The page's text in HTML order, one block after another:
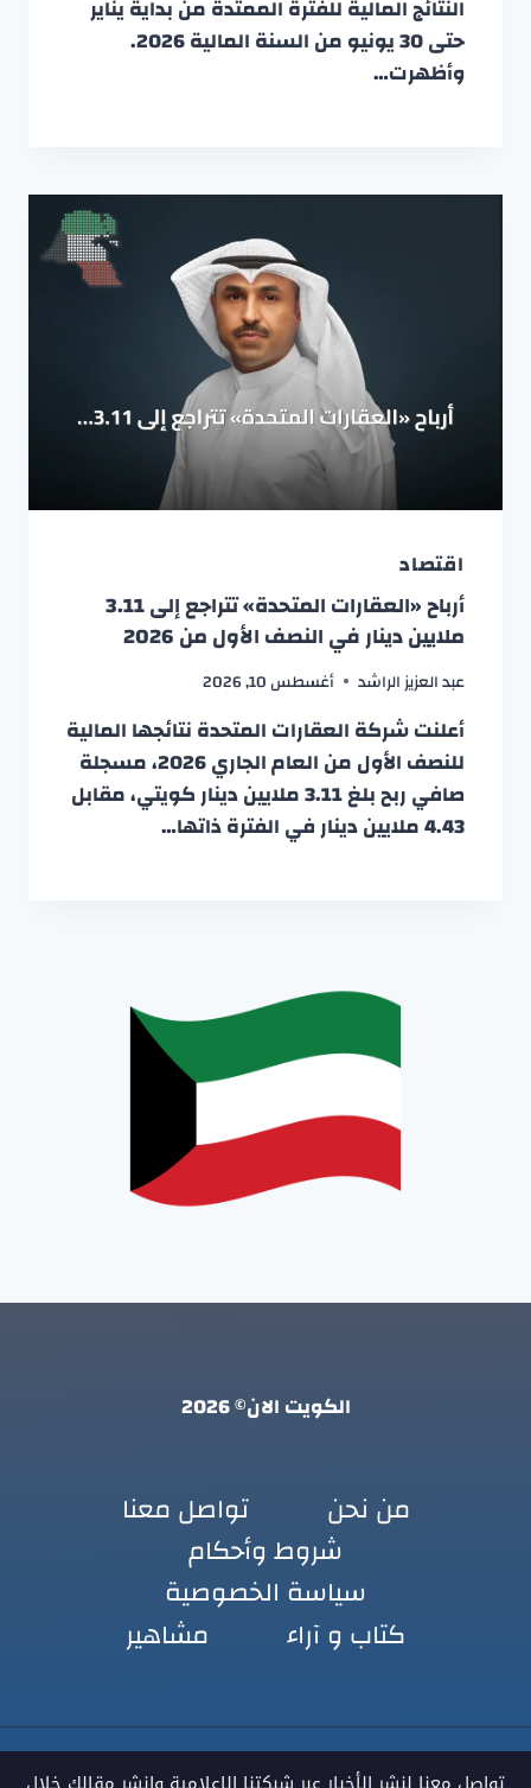
النتائج المالية للفترة الممتدة من بداية يناير
حتى 30 يونيو من السنة المالية 2026.
وأظهرت…
اقتصاد
أرباح «العقارات المتحدة» تتراجع إلى 3.11
ملايين دينار في النصف الأول من 2026
عبد العزيز الراشد أغسطس 10, 2026
أعلنت شركة العقارات المتحدة نتائجها المالية
للنصف الأول من العام الجاري 2026، مسجلة
صافي ربح بلغ 3.11 ملايين دينار كويتي، مقابل
4.43 ملايين دينار في الفترة ذاتها…
الكويت الان© 2026
من نحن
تواصل معنا
شروط وأحكام
سياسة الخصوصية
كتاب و آراء
مشاهير